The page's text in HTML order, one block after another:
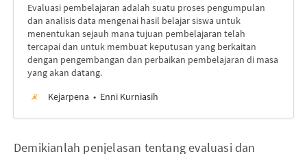
Evaluasi pembelajaran adalah suatu proses pengumpulan
dan analisis data mengenai hasil belajar siswa untuk
menentukan sejauh mana tujuan pembelajaran telah
tercapai dan untuk membuat keputusan yang berkaitan
dengan pengembangan dan perbaikan pembelajaran di masa
yang akan datang.
Kejarpena
Enni Kurniasih
Demikianlah penjelasan tentang evaluasi dan